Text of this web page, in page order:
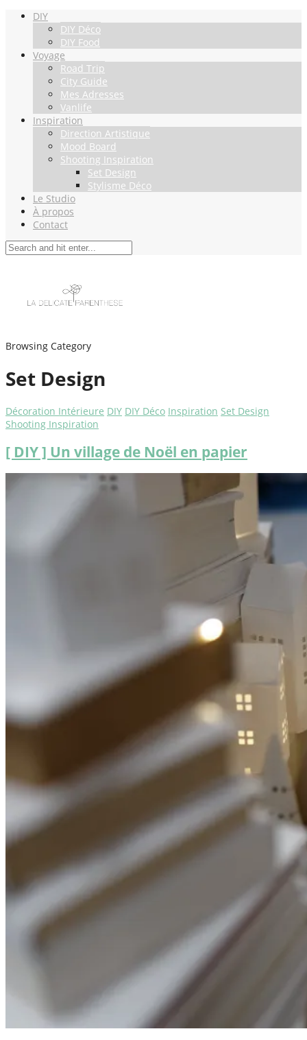
DIY
DIY Déco
DIY Food
Voyage
Road Trip
City Guide
Mes Adresses
Vanlife
Inspiration
Direction Artistique
Mood Board
Shooting Inspiration
Set Design
Stylisme Déco
Le Studio
À propos
Contact
Browsing Category
Set Design
Décoration Intérieure DIY DIY Déco Inspiration Set Design
Shooting Inspiration
[ DIY ] Un village de Noël en papier